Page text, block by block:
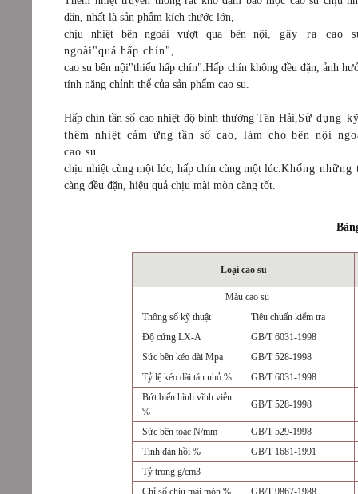
đặn, nhất là sản phẩm kích thước lớn,
chịu nhiệt bên ngoài vượt qua bên nội, gây ra cao
ngoài"quá hấp chín",
cao su bên nội"thiếu hấp chín".Hấp chín không đều đặn, ảnh
tính năng chỉnh thể của sản phẩm cao su.
Hấp chín tần số cao nhiệt độ bình thường Tân Hải,Sử dụng
thêm nhiệt cảm ứng tần số cao, làm cho bên nội
cao su
chịu nhiệt cùng một lúc, hấp chín cùng một lúc.Khống những
càng đều đặn, hiệu quả chịu mài mòn càng tốt.
Loại cao su
Màu cao su
Thông số kỹ thuật
Tiêu chuẩn kiểm tra
Độ cứng LX-A
GB/T 6031-1998
Sức bền kéo dài Mpa
GB/T 528-1998
Tỷ lệ kéo dài tán nhỏ %
GB/T 6031-1998
Bứt biến hình vĩnh viễn
%
GB/T 528-1998
Sức bền toác N/mm
GB/T 529-1998
Tính đàn hồi %
GB/T 1681-1991
Tỷ trọng g/cm3
Chỉ số chịu mài mòn %
GB/T 9867-1988